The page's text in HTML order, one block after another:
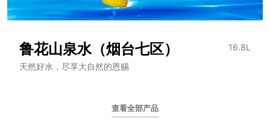
鲁花山泉水（烟台七区）
天然好水，尽享大自然的恩赐
16.8L
查看全部产品